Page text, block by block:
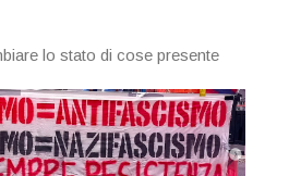
lo stato di cose presente